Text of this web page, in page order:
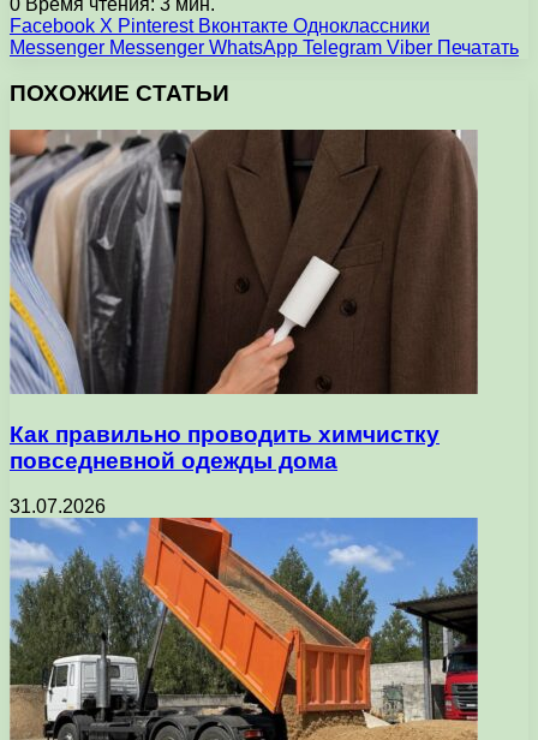
Facebook X Pinterest Вконтакте Одноклассники
Messenger Messenger WhatsApp Telegram Viber Печатать
ПОХОЖИЕ СТАТЬИ
Как правильно проводить химчистку
повседневной одежды дома
31.07.2026